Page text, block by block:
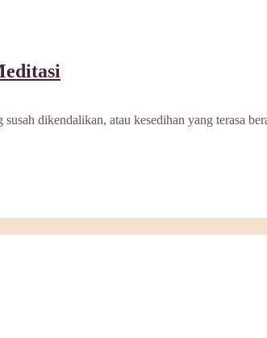
dikendalikan, atau kesedihan yang terasa